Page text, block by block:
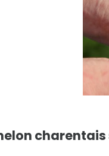
charentais